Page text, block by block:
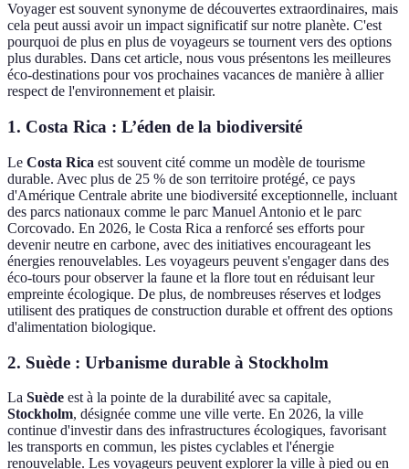
Voyager est souvent synonyme de découvertes extraordinaires, mais
cela peut aussi avoir un impact significatif sur notre planète. C'est
pourquoi de plus en plus de voyageurs se tournent vers des options
plus durables. Dans cet article, nous vous présentons les meilleures
éco-destinations pour vos prochaines vacances de manière à allier
respect de l'environnement et plaisir.
1. Costa Rica : L’éden de la biodiversité
Le Costa Rica est souvent cité comme un modèle de tourisme
durable. Avec plus de 25 % de son territoire protégé, ce pays
d'Amérique Centrale abrite une biodiversité exceptionnelle, incluant
des parcs nationaux comme le parc Manuel Antonio et le parc
Corcovado. En 2026, le Costa Rica a renforcé ses efforts pour
devenir neutre en carbone, avec des initiatives encourageant les
énergies renouvelables. Les voyageurs peuvent s'engager dans des
éco-tours pour observer la faune et la flore tout en réduisant leur
empreinte écologique. De plus, de nombreuses réserves et lodges
utilisent des pratiques de construction durable et offrent des options
d'alimentation biologique.
2. Suède : Urbanisme durable à Stockholm
La Suède est à la pointe de la durabilité avec sa capitale,
Stockholm, désignée comme une ville verte. En 2026, la ville
continue d'investir dans des infrastructures écologiques, favorisant
les transports en commun, les pistes cyclables et l'énergie
renouvelable. Les voyageurs peuvent explorer la ville à pied ou en